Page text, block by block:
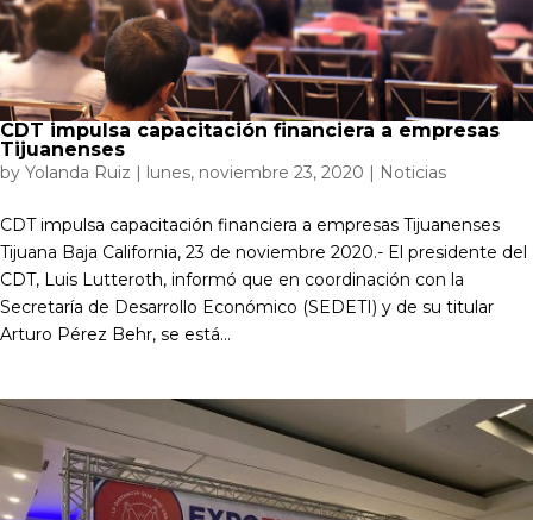
CDT impulsa capacitación financiera a empresas
Tijuanenses
by Yolanda Ruiz | lunes, noviembre 23, 2020 | Noticias
CDT impulsa capacitación financiera a empresas Tijuanenses
Tijuana Baja California, 23 de noviembre 2020.- El presidente del
CDT, Luis Lutteroth, informó que en coordinación con la
Secretaría de Desarrollo Económico (SEDETI) y de su titular
Arturo Pérez Behr, se está...